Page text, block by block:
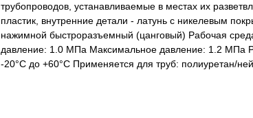
трубопроводов, устанавливаемые в местах их
пластик, внутренние детали - латунь с никелевым
нажимной быстроразъемный (цанговый) Рабочая
давление: 1.0 МПа Максимальное давление: 1.2 МПа
-20°С до +60°С Применяется для труб: полиуретан/